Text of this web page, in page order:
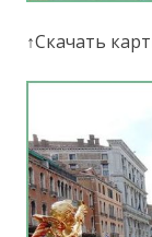
↑Скачать